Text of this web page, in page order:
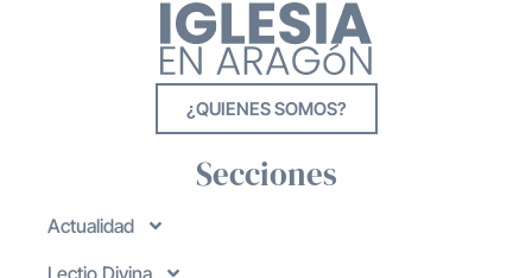
¿QUIENES SOMOS?
Secciones
Actualidad
Lectio Divina